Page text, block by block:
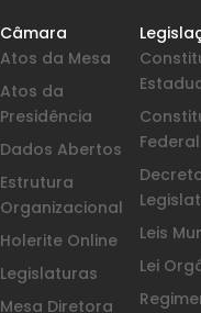
Câmara
Atos da Mesa
Atos da
Presidência
Dados Abertos
Estrutura
Organizacional
Holerite Online
Legislaturas
Mesa Diretora
Federal
Leis
Lei